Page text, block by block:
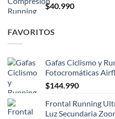
$40.990
FAVORITOS
Gafas Ciclismo y
Fotocromáticas
$144.990
Frontal Running
Luz Secundaria